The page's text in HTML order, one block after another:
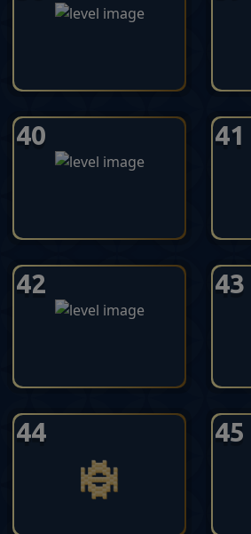
40 41
42 43
44 45